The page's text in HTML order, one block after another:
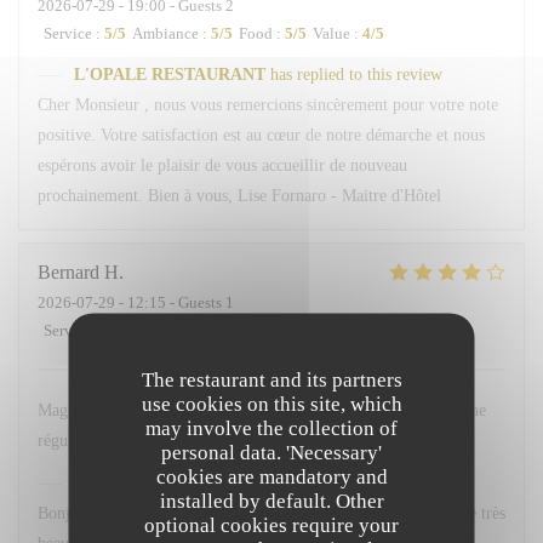
The restaurant and its partners
use cookies on this site, which
may involve the collection of
personal data. 'Necessary'
cookies are mandatory and
installed by default. Other
optional cookies require your
2026-07-29 - 19:00 - Guests 2
Service : 5/5 Ambiance : 5/5 Food : 5/5 Value : 4/5
L'OPALE RESTAURANT has replied to this review
Cher Monsieur , nous vous remercions sincèrement pour votre note
positive. Votre satisfaction est au cœur de notre démarche et nous
espérons avoir le plaisir de vous accueillir de nouveau
prochainement. Bien à vous, Lise Fornaro - Maitre d'Hôtel
Bernard H
2026-07-29 - 12:15 - Guests 1
Service
Magnifique restaurant, face à la dune, loin de la foule. Je déjeune
régulièrement à l'Opale ; chaque fois je me régale.
L'OPALE RESTAURANT has replied to this review
Bonjour M. Haze, Un grand merci pour votre fidélité et pour ce très